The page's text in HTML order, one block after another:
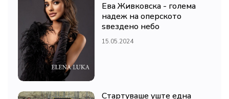
Ева Живковска - голема
надеж на оперското
ѕвездено небо
15.05.2024
Стартуваше уште една